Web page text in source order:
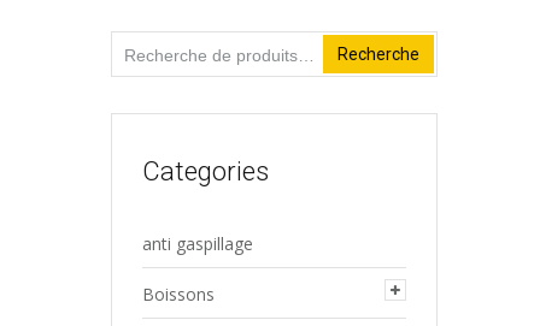
Recherche
pour :
Recherche
Categories
anti gaspillage
Boissons